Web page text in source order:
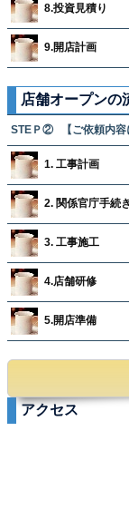
8.投資見積り
9.開店計画
店舗オープンの
STEＰ② 【ご依頼内容
1. 工事計画
2. 関係官庁手続き
3. 工事施工
4.店舗研修
5.開店準備
アクセス